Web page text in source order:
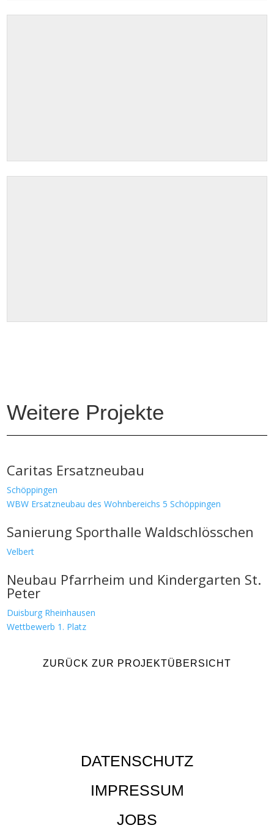
Weitere Projekte
Caritas Ersatzneubau
Schöppingen
WBW Ersatzneubau des Wohnbereichs 5 Schöppingen
Sanierung Sporthalle Waldschlösschen
Velbert
Neubau Pfarrheim und Kindergarten St.
Peter
Duisburg Rheinhausen
Wettbewerb 1. Platz
ZURÜCK ZUR PROJEKTÜBERSICHT
DATENSCHUTZ
IMPRESSUM
JOBS